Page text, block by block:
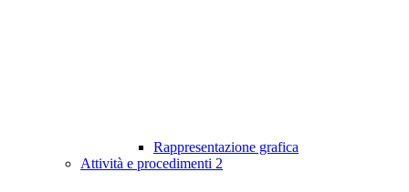
Rappresentazione grafica
Attività e procedimenti 2